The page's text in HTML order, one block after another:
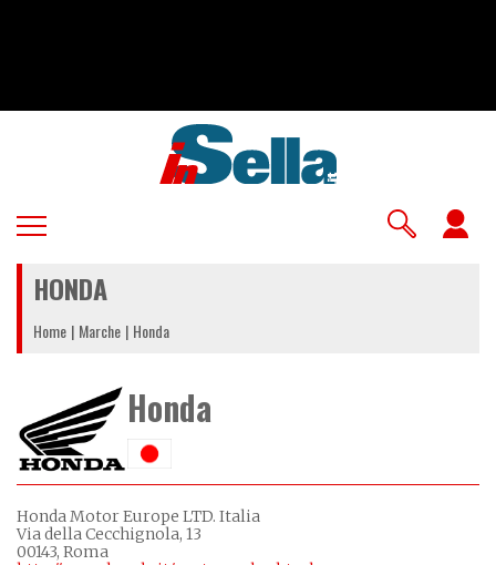
HONDA
Home Marche Honda
Honda
Honda Motor Europe LTD. Italia
Via della Cecchignola, 13
00143, Roma